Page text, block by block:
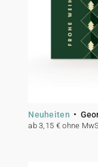
Neuheiten
ab 3,15 € ohne